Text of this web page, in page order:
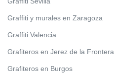
Graffiti y murales en Zaragoza
Graffiti Valencia
Grafiteros en Jerez de la Frontera
Grafiteros en Burgos